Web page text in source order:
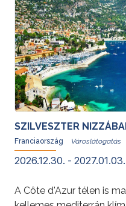
ide.
SZILVESZTER
Franciaország
2026.12.30. - 2027.01.03.
A Côte d'Azur télen is